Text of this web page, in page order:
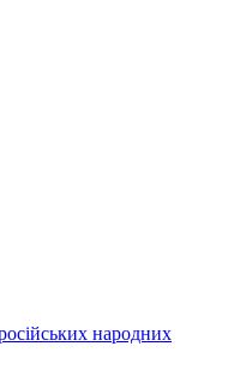
народних